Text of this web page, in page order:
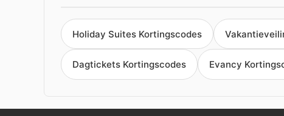
Holiday Suites Kortingscodes
Dagtickets Kortingscodes Evancy